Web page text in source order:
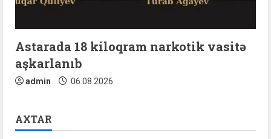
Astarada 18 kiloqram narkotik vasitə
aşkarlanıb
admin 06.08.2026
AXTAR